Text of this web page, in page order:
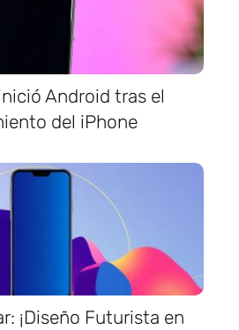
Android tras el
del iPhone
¡Diseño Futurista en